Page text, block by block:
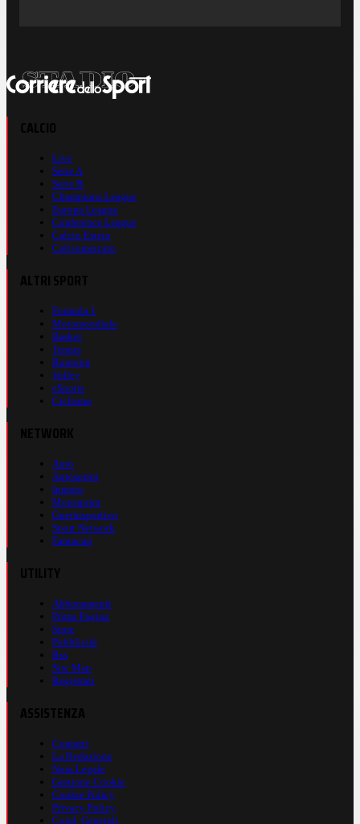
Live
Serie A
Serie B
Champions League
Europa League
Conference League
Calcio Estero
Calciomercato
Formula 1
Motomondiale
Basket
Tennis
Running
Volley
eSports
Ciclismo
Auto
Autosprint
Inmoto
Motosprint
Guerinsportivo
Sport Network
Fantacup
Abbonamenti
Prima Pagina
Store
Pubblicità
Rss
Site Map
Registrati
Contatti
La Redazione
Nota Legale
Gestione Cookie
Cookie Policy
Privacy Policy
Cond. Generali